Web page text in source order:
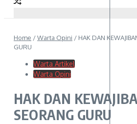
Home /Warta Opini / HAK DAN
GURU
Warta Artikel
Warta Opini
HAK DAN
SEORANG GURU